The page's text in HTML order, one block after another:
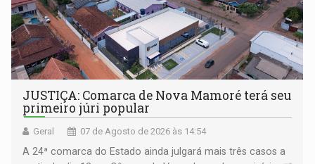
JUSTIÇA: Comarca de Nova Mamoré terá seu
primeiro júri popular
Geral 07 de Agosto de 2026 às 14:54
A 24ª comarca do Estado ainda julgará mais três casos a